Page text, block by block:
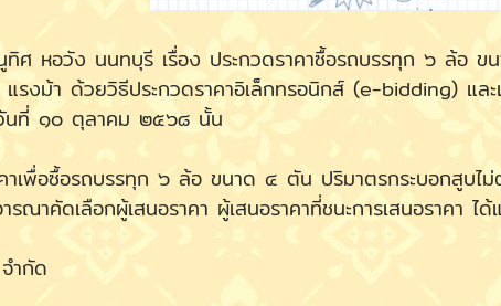
นูทิศ หอวัง นนทบุรี เรื่อง ประกวดราคาซื้อรถบรรทุก ๖ ล้อ
งม้า ด้วยวิธีประกวดราคาอิเล็กทรอนิกส์ (e-bidding) และ
ที่ ๑๐ ตุลาคม ๒๕๖๘ นั้น
คาเพื่อซื้อรถบรรทุก ๖ ล้อ ขนาด ๔ ตัน ปริมาตรกระบอกสู
าคัดเลือกผู้เสนอราคา ผู้เสนอราคาที่ชนะการเสนอราคา ได้
ำกัด